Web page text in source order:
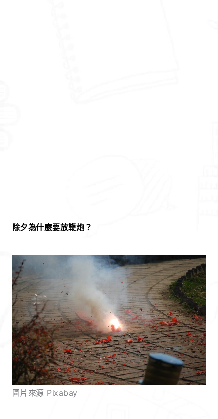
除夕為什麼要放鞭炮？
圖片來源 Pixabay